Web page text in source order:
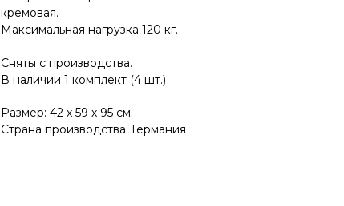
кремовая.
Максимальная нагрузка 120 кг.
Сняты с производства.
В наличии 1 комплект (4 шт.)
Размер: 42 х 59 х 95 см.
Страна производства: Германия